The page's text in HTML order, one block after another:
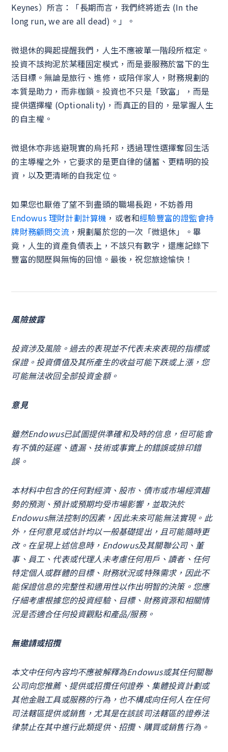
Keynes）所言：「長期而言，我們終將逝去 (In the
long run, we are all dead)。」。
微退休的興起提醒我們，人生不應被單一階段所框定。
投資不該拘泥於某種固定模式，而是要服務於當下的生
活目標。無論是旅行、進修，或陪伴家人，財務規劃的
本質是助力，而非枷鎖。投資也不只是「致富」，而是
提供選擇權 (Optionality)，而真正的目的，是掌握人生
的自主權。
微退休亦非逃避現實的烏托邦，透過理性選擇奪回生活
的主導權之外，它要求的是更自律的儲蓄、更精明的投
資，以及更清晰的自我定位。
如果您也厭倦了望不到盡頭的職場長跑，不妨善用
Endowus 理財計劃計算機 ，或者和經驗豐富的證監會持
牌財務顧問交流，規劃屬於您的一次「微退休」。畢
竟，人生的資產負債表上，不該只有數字，還應記錄下
豐富的閱歷與無悔的回憶。最後，祝您旅途愉快！
風險披露
投資涉及風險。過去的表現並不代表未來表現的指標或
保證。投資價值及其所產生的收益可能下跌或上漲，您
可能無法收回全部投資金額。
意見
雖然Endowus已試圖提供準確和及時的信息，但可能會
有不慎的延遲、遺漏、技術或事實上的錯誤或排印錯
誤。
本材料中包含的任何對經濟、股市、債市或市場經濟趨
勢的預測、預計或預期均受市場影響，並取決於
Endowus無法控制的因素，因此未來可能無法實現。此
外，任何意見或估計均以一般基礎提出，且可能隨時更
改。在呈現上述信息時，Endowus及其關聯公司、董
事、員工、代表或代理人未考慮任何用戶、讀者、任何
特定個人或群體的目標、財務狀況或特殊需求，因此不
能保證信息的完整性和適用性以作出明智的決策。您應
仔細考慮根據您的投資經驗、目標、財務資源和相關情
況是否適合任何投資觀點和產品/服務。
無邀請或招攬
本文中任何內容均不應被解釋為Endowus或其任何關聯
公司向您推薦、提供或招攬任何證券、集體投資計劃或
其他金融工具或服務的行為，也不構成向任何人在任何
司法轄區提供或銷售，尤其是在該該司法轄區的證券法
律禁止在其中進行此類提供、招攬、購買或銷售行為。